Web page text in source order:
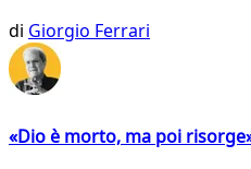
di Giorgio Ferrari
«Dio è morto, ma poi